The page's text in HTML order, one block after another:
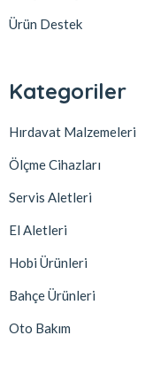
Ürün Destek
Kategoriler
Hırdavat Malzemeleri
Ölçme Cihazları
Servis Aletleri
El Aletleri
Hobi Ürünleri
Bahçe Ürünleri
Oto Bakım